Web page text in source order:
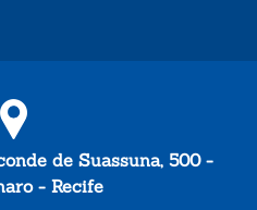
de Suassuna, 500 -
- Recife